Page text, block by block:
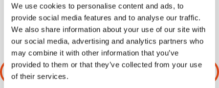
We use cookies to personalise content and ads, to
provide social media features and to analyse our traffic.
We also share information about your use of our site with
our social media, advertising and analytics partners who
may combine it with other information that you’ve
provided to them or that they’ve collected from your use
of their services.